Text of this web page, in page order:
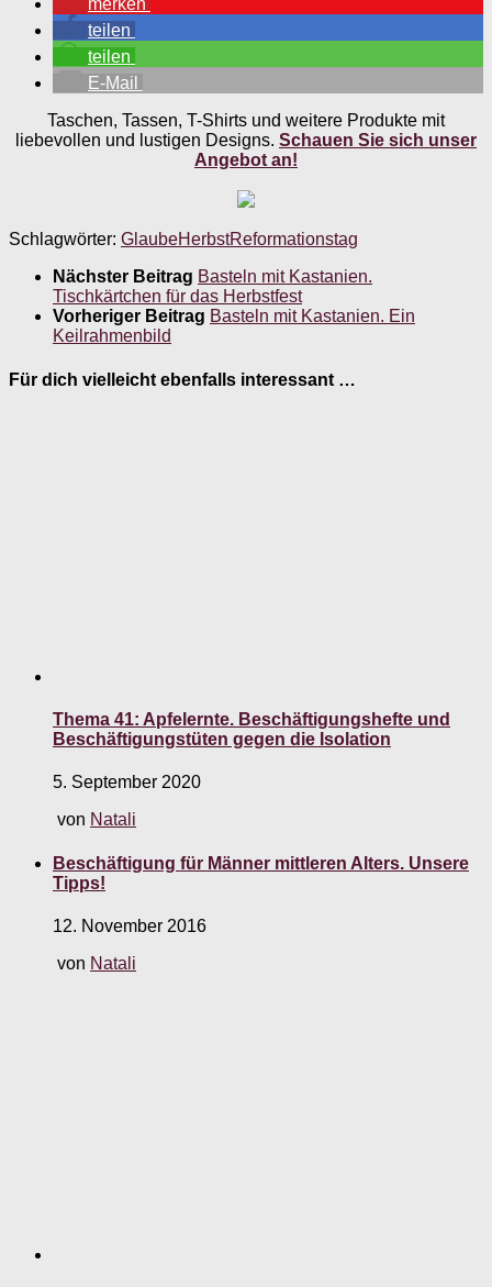
merken
teilen
teilen
E-Mail
Taschen, Tassen, T-Shirts und weitere Produkte mit
liebevollen und lustigen Designs. Schauen Sie sich unser
Angebot an!
Schlagwörter: GlaubeHerbstReformationstag
Nächster Beitrag Basteln mit Kastanien.
Tischkärtchen für das Herbstfest
Vorheriger Beitrag Basteln mit Kastanien. Ein
Keilrahmenbild
Für dich vielleicht ebenfalls interessant …
Thema 41: Apfelernte. Beschäftigungshefte und
Beschäftigungstüten gegen die Isolation
5. September 2020
von Natali
Beschäftigung für Männer mittleren Alters. Unsere
Tipps!
12. November 2016
von Natali